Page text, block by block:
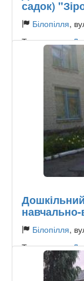
садок)
Білопілля,
Тип садочку:
Білопілля,
Тип садочку: